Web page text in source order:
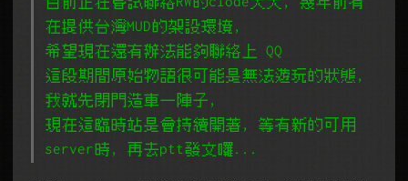
在提供台灣MUD的架設環境,
希望現在還有辦法能夠聯絡上 QQ
這段期間原始物語很可能是無法遊玩的狀態,
我就先閉門造車一陣子,
現在這臨時站是會持續開著, 等有新的可用
server時, 再去ptt發文囉...